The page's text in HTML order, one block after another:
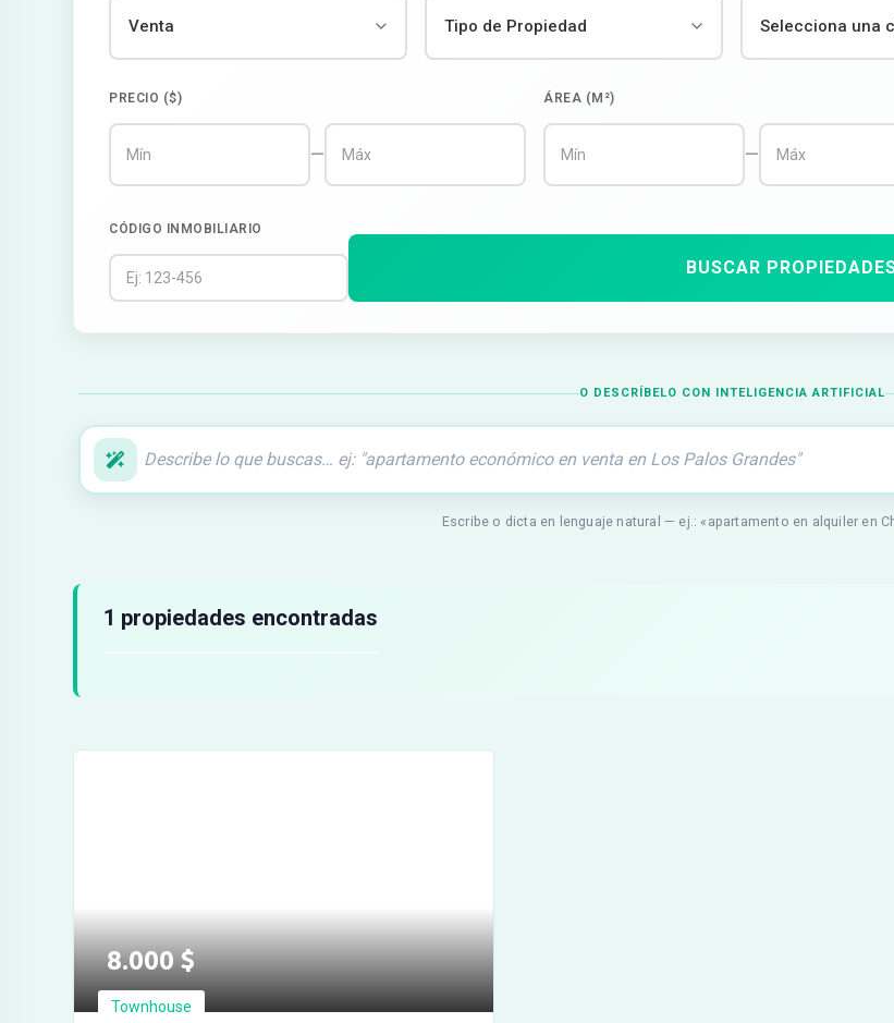
PRECIO ($)
—
ÁREA (M²)
—
CÓDIGO INMOBILIARIO
BUSCAR
O DESCRÍBELO CON INTELIGENCIA ARTIFICIAL
Escribe o dicta en lenguaje natural — ej.: «apartamento en alquiler en
Resultados de búsqueda
1 propiedades encontradas
8.000$
Townhouse